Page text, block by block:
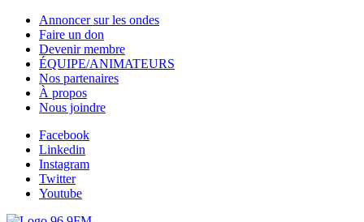
Annoncer sur les ondes
Faire un don
Devenir membre
ÉQUIPE/ANIMATEURS
Nos partenaires
À propos
Nous joindre
Facebook
Linkedin
Instagram
Twitter
Youtube